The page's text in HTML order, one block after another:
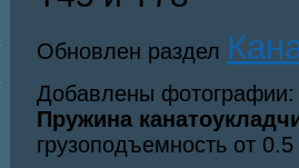
Обновлен раздел
Добавлены фотографии:
Пружина
грузоподъемность от